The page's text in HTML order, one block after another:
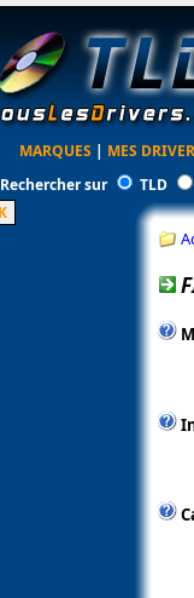
MARQUES | MES
Rechercher sur
TLD